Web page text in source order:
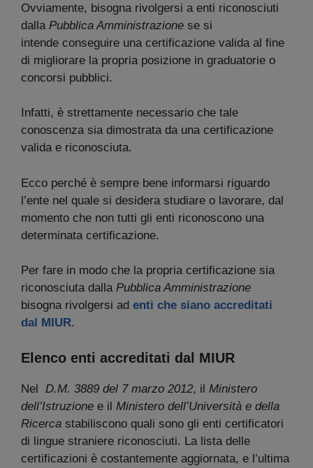
Ovviamente, bisogna rivolgersi a enti riconosciuti
dalla Pubblica Amministrazione se si
intende conseguire una certificazione valida al fine
di migliorare la propria posizione in graduatorie o
concorsi pubblici.
Infatti, è strettamente necessario che tale
conoscenza sia dimostrata da una certificazione
valida e riconosciuta.
Ecco perché è sempre bene informarsi riguardo
l’ente nel quale si desidera studiare o lavorare, dal
momento che non tutti gli enti riconoscono una
determinata certificazione.
Per fare in modo che la propria certificazione sia
riconosciuta dalla Pubblica Amministrazione
bisogna rivolgersi ad enti che siano accreditati
dal MIUR.
Elenco enti accreditati dal MIUR
Nel D.M. 3889 del 7 marzo 2012, il Ministero
dell’Istruzione e il Ministero dell’Università e della
Ricerca stabiliscono quali sono gli enti certificatori
di lingue straniere riconosciuti. La lista delle
certificazioni è costantemente aggiornata, e l’ultima